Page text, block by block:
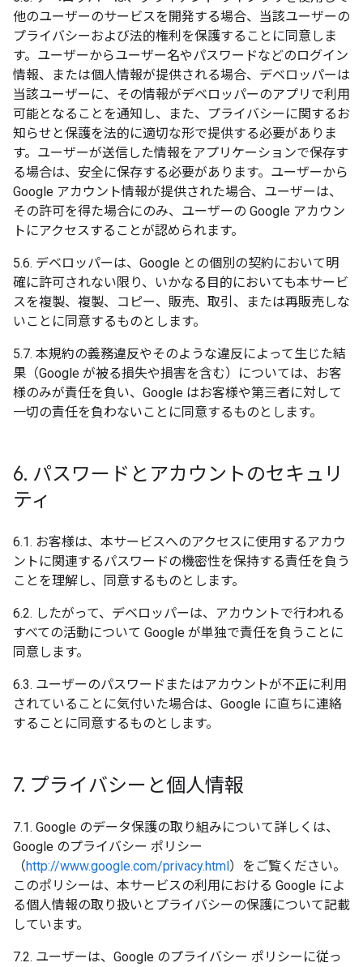
他のユーザーのサービスを開発する場合、当該ユーザーの
プライバシーおよび法的権利を保護することに同意しま
す。ユーザーからユーザー名やパスワードなどのログイン
情報、または個人情報が提供される場合、デベロッパーは
当該ユーザーに、その情報がデベロッパーのアプリで利用
可能となることを通知し、また、プライバシーに関するお
知らせと保護を法的に適切な形で提供する必要がありま
す。ユーザーが送信した情報をアプリケーションで保存す
る場合は、安全に保存する必要があります。ユーザーから
Google アカウント情報が提供された場合、ユーザーは、
その許可を得た場合にのみ、ユーザーの Google アカウン
トにアクセスすることが認められます。
5.6. デベロッパーは、Google との個別の契約において明
確に許可されない限り、いかなる目的においても本サービ
スを複製、複製、コピー、販売、取引、または再販売しな
いことに同意するものとします。
5.7. 本規約の義務違反やそのような違反によって生じた結
果（Google が被る損失や損害を含む）については、お客
様のみが責任を負い、Google はお客様や第三者に対して
一切の責任を負わないことに同意するものとします。
6. パスワードとアカウントのセキュリ
ティ
6.1. お客様は、本サービスへのアクセスに使用するアカウ
ントに関連するパスワードの機密性を保持する責任を負う
ことを理解し、同意するものとします。
6.2. したがって、デベロッパーは、アカウントで行われる
すべての活動について Google が単独で責任を負うことに
同意します。
6.3. ユーザーのパスワードまたはアカウントが不正に利用
されていることに気付いた場合は、Google に直ちに連絡
することに同意するものとします。
7. プライバシーと個人情報
7.1. Google のデータ保護の取り組みについて詳しくは、
Google のプライバシー ポリシー
（http://www.google.com/privacy.html）をご覧ください。
このポリシーは、本サービスの利用における Google によ
る個人情報の取り扱いとプライバシーの保護について記載
しています。
7.2. ユーザーは、Google のプライバシー ポリシーに従っ